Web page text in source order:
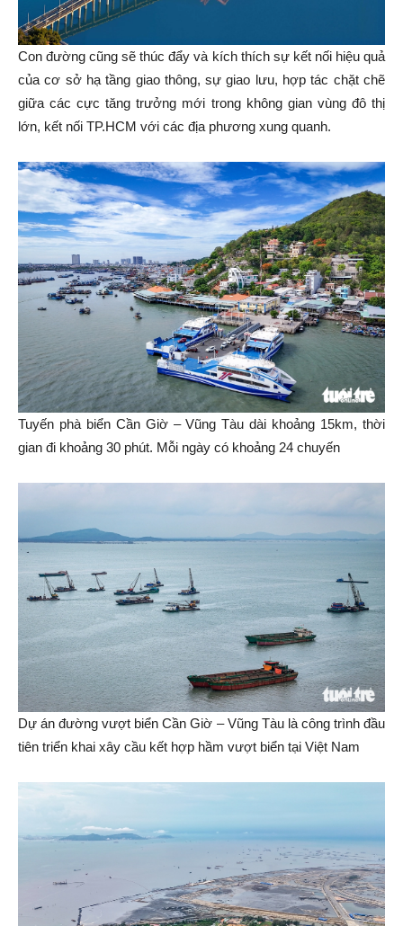
Con đường cũng sẽ thúc đẩy và kích thích sự kết nối hiệu quả
của cơ sở hạ tầng giao thông, sự giao lưu, hợp tác chặt chẽ
giữa các cực tăng trưởng mới trong không gian vùng đô thị
lớn, kết nối TP.HCM với các địa phương xung quanh.
Tuyến phà biển Cần Giờ – Vũng Tàu dài khoảng 15km, thời
gian đi khoảng 30 phút. Mỗi ngày có khoảng 24 chuyến
Dự án đường vượt biển Cần Giờ – Vũng Tàu là công trình đầu
tiên triển khai xây cầu kết hợp hầm vượt biển tại Việt Nam